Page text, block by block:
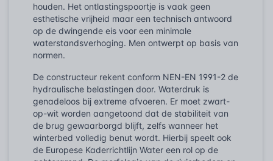
houden. Het ontlastingspoortje is vaak geen
esthetische vrijheid maar een technisch antwoord
op de dwingende eis voor een minimale
waterstandsverhoging. Men ontwerpt op basis van
normen.
De constructeur rekent conform NEN-EN 1991-2 de
hydraulische belastingen door. Waterdruk is
genadeloos bij extreme afvoeren. Er moet zwart-
op-wit worden aangetoond dat de stabiliteit van
de brug gewaarborgd blijft, zelfs wanneer het
winterbed volledig benut wordt. Hierbij speelt ook
de Europese Kaderrichtlijn Water een rol op de